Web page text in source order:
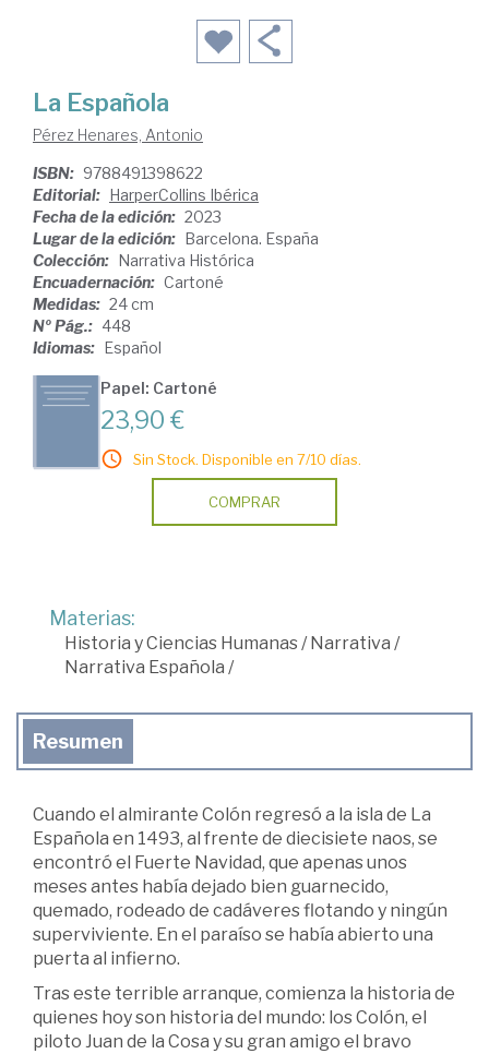
La Española
Pérez Henares, Antonio
ISBN: 9788491398622
Editorial: HarperCollins Ibérica
Fecha de la edición: 2023
Lugar de la edición: Barcelona. España
Colección: Narrativa Histórica
Encuadernación: Cartoné
Medidas: 24 cm
Nº Pág.: 448
Idiomas: Español
Papel: Cartoné
23,90 €
Sin Stock. Disponible en 7/10 días.
COMPRAR
Materias:
Historia y Ciencias Humanas/Narrativa /
Narrativa Española /
Resumen
Cuando el almirante Colón regresó a la isla de La
Española en 1493, al frente de diecisiete naos, se
encontró el Fuerte Navidad, que apenas unos
meses antes había dejado bien guarnecido,
quemado, rodeado de cadáveres flotando y ningún
superviviente. En el paraíso se había abierto una
puerta al infierno.
Tras este terrible arranque, comienza la historia de
quienes hoy son historia del mundo: los Colón, el
piloto Juan de la Cosa y su gran amigo el bravo